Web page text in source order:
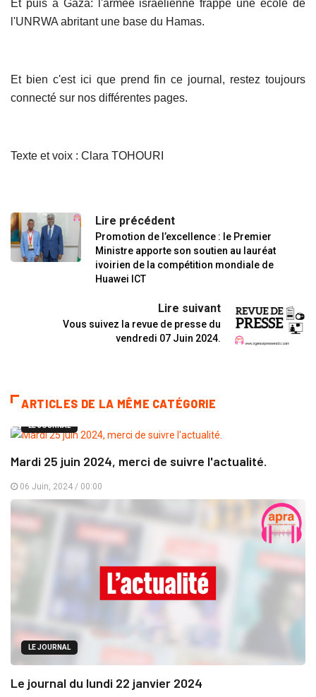
Et puis à Gaza: l'armée israélienne frappe une école de
l'UNRWA abritant une base du Hamas.
Et bien c'est ici que prend fin ce journal, restez toujours
connecté sur nos différentes pages.
Texte et voix : Clara TOHOURI
Lire précédent
Promotion de l’excellence : le Premier
Ministre apporte son soutien au lauréat
ivoirien de la compétition mondiale de
Huawei ICT
Lire suivant
Vous suivez la revue de presse du
vendredi 07 Juin 2024.
ARTICLES DE LA MÊME CATÉGORIE
LE JOURNAL
Mardi 25 juin 2024, merci de suivre l'actualité.
06 Juin, 2024 / 00:00
LE JOURNAL
Le journal du lundi 22 janvier 2024